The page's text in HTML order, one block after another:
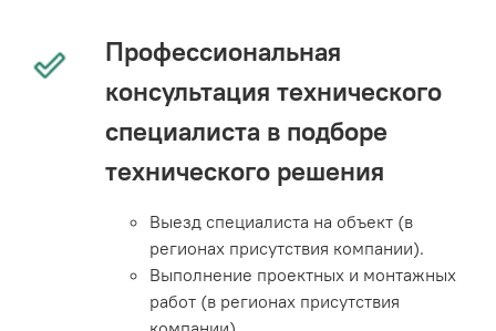
Профессиональная
консультация технического
специалиста в подборе
технического решения
Выезд специалиста на объект (в
регионах присутствия компании).
Выполнение проектных и монтажных
работ (в регионах присутствия